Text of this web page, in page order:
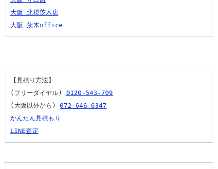
大阪 北摂茨木店
大阪 茨木office
【見積り方法】
(フリーダイヤル) 0120-543-709
(大阪以外から) 072-646-6347
かんたん見積もり
LINE査定